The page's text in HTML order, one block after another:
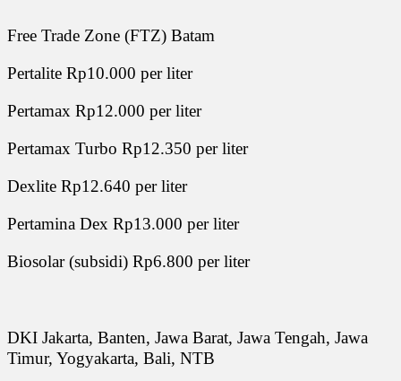
Free Trade Zone (FTZ) Batam
Pertalite Rp10.000 per liter
Pertamax Rp12.000 per liter
Pertamax Turbo Rp12.350 per liter
Dexlite Rp12.640 per liter
Pertamina Dex Rp13.000 per liter
Biosolar (subsidi) Rp6.800 per liter
DKI Jakarta, Banten, Jawa Barat, Jawa Tengah, Jawa
Timur, Yogyakarta, Bali, NTB